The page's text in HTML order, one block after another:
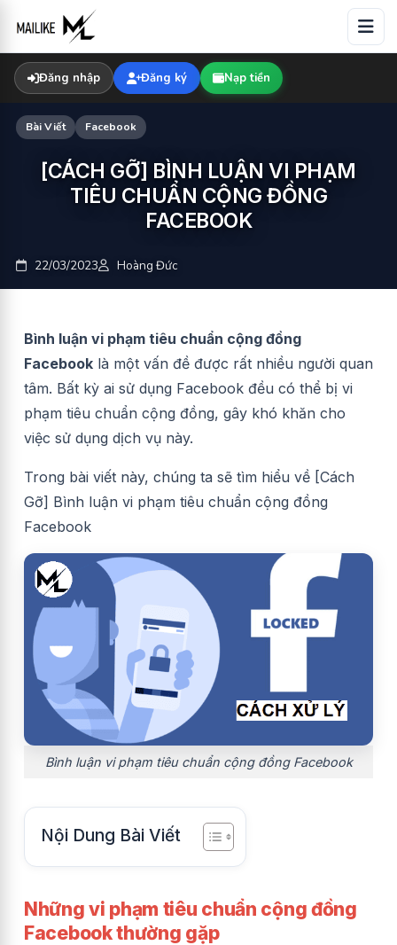
content
Đăng nhập Đăng ký Nạp tiền
Bài Viết Facebook
[CÁCH GỠ] BÌNH LUẬN VI PHẠM
TIÊU CHUẨN CỘNG ĐỒNG
FACEBOOK
22/03/2023 Hoàng Đức
Bình luận vi phạm tiêu chuẩn cộng đồng
Facebook là một vấn đề được rất nhiều người quan
tâm. Bất kỳ ai sử dụng Facebook đều có thể bị vi
phạm tiêu chuẩn cộng đồng, gây khó khăn cho
việc sử dụng dịch vụ này.
Trong bài viết này, chúng ta sẽ tìm hiểu về [Cách
Gỡ] Bình luận vi phạm tiêu chuẩn cộng đồng
Facebook
Bình luận vi phạm tiêu chuẩn cộng đồng Facebook
Nội Dung Bài Viết
Những vi phạm tiêu chuẩn cộng đồng
Facebook thường gặp